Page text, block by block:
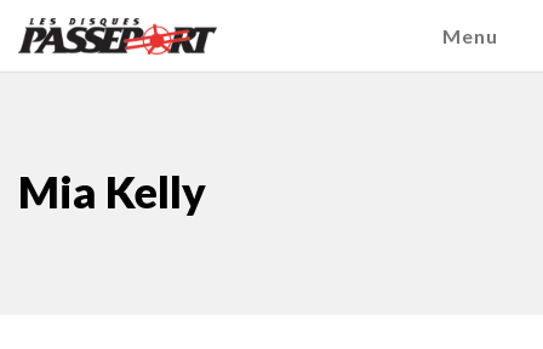
Menu
Mia Kelly